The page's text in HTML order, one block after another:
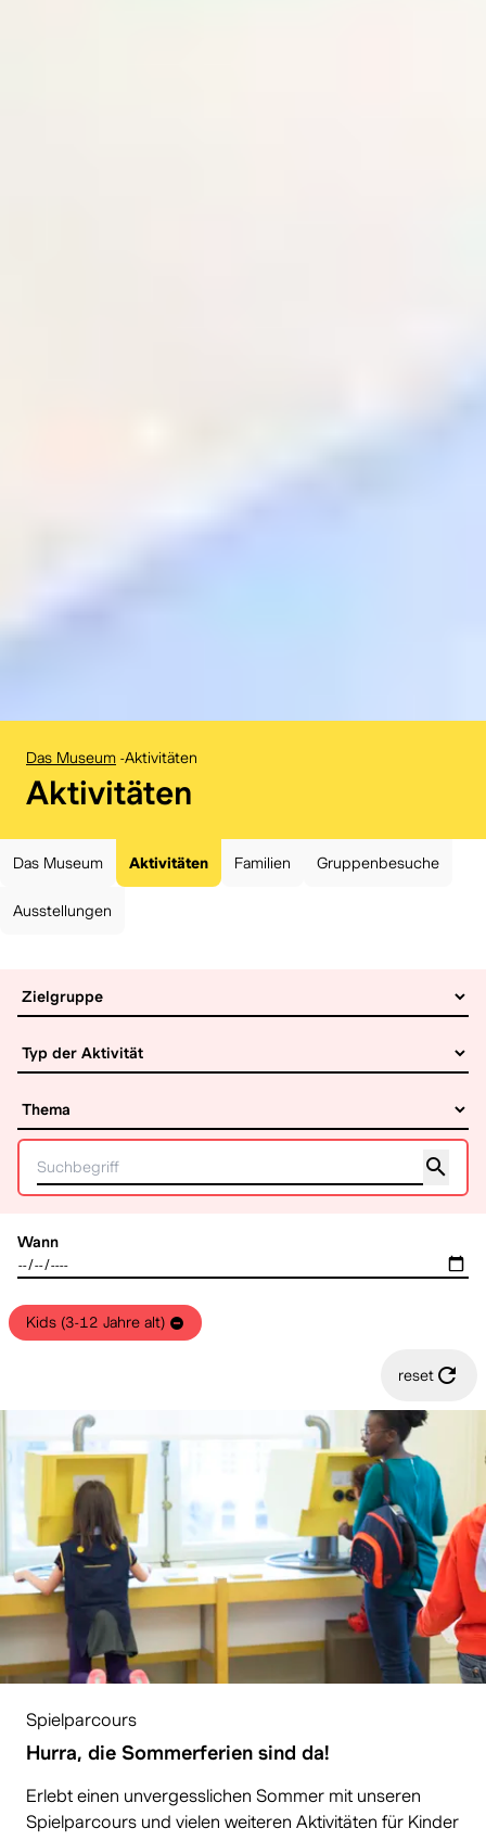
Das Museum -Aktivitäten
:
Aktivitäten
Das Museum Aktivitäten Familien Gruppenbesuche
Ausstellungen
Wann
Kids (3-12 Jahre alt)
reset
Spielparcours
Hurra, die Sommerferien sind da!
Erlebt einen unvergesslichen Sommer mit unseren
Spielparcours und vielen weiteren Aktivitäten für Kinder